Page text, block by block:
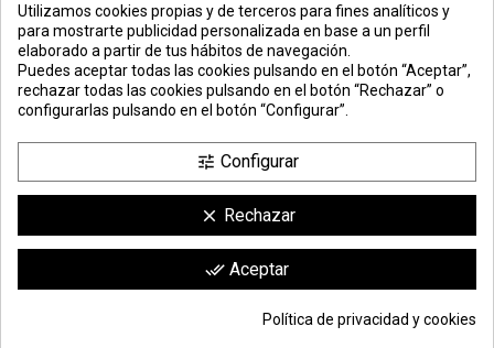
PREMIOS
METODOS
DE PAGO
ENVÍO
COMERCIO
SEGURO
clic aquí para mostrar el certificado.
Utilizamos cookies propias y de terceros para fines analíticos y
para mostrarte publicidad personalizada en base a un perfil
elaborado a partir de tus hábitos de navegación.
Puedes aceptar todas las cookies pulsando en el botón “Aceptar”,
rechazar todas las cookies pulsando en el botón “Rechazar” o
configurarlas pulsando en el botón “Configurar”.
tune Configurar
clear Rechazar
done_all Aceptar
Política de privacidad y cookies